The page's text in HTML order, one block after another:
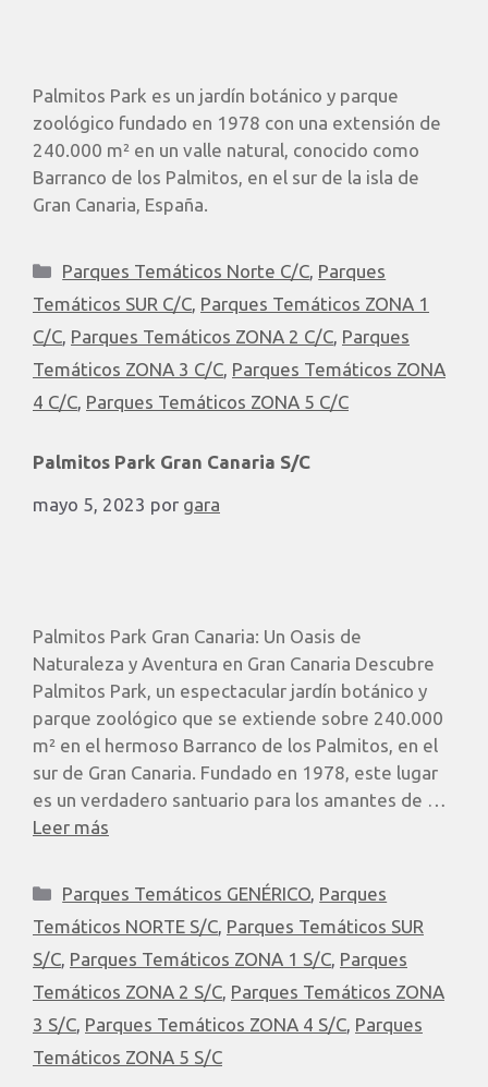
Palmitos Park es un jardín botánico y parque
zoológico fundado en 1978 con una extensión de
240.000 m² en un valle natural, conocido como
Barranco de los Palmitos, en el sur de la isla de
Gran Canaria, España.
Parques Temáticos Norte C/C Parques
Temáticos SUR C/C Parques Temáticos ZONA 1
C/C Parques Temáticos ZONA 2 C/C Parques
Temáticos ZONA 3 C/C Parques Temáticos ZONA
4 C/C Parques Temáticos ZONA 5 C/C
Palmitos Park Gran Canaria S/C
mayo 5, 2023 por gara
Palmitos Park Gran Canaria: Un Oasis de
Naturaleza y Aventura en Gran Canaria Descubre
Palmitos Park, un espectacular jardín botánico y
parque zoológico que se extiende sobre 240.000
m² en el hermoso Barranco de los Palmitos, en el
sur de Gran Canaria. Fundado en 1978, este lugar
es un verdadero santuario para los amantes de …
Leer más
Parques Temáticos GENÉRICO, Parques
Temáticos NORTE S/C, Parques Temáticos SUR
S/C, Parques Temáticos ZONA 1 S/C, Parques
Temáticos ZONA 2 S/C, Parques Temáticos ZONA
3 S/C, Parques Temáticos ZONA 4 S/C, Parques
Temáticos ZONA 5 S/C